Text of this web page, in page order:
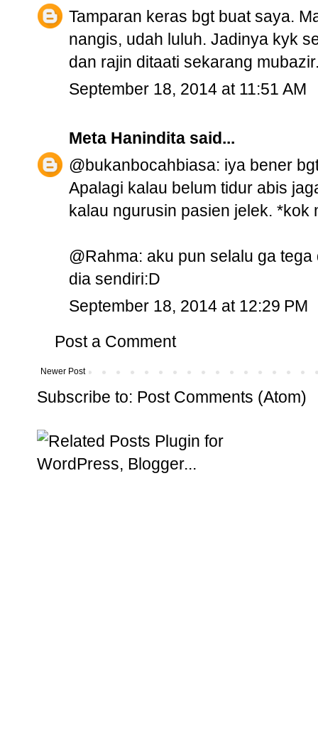
Tamparan keras bgt buat saya.
nangis, udah luluh. Jadinya kyk
dan rajin ditaati sekarang
September 18, 2014 at 11:51 AM
Meta Hanindita said...
@bukanbocahbiasa: iya bener
Apalagi kalau belum tidur abis
kalau ngurusin pasien jelek. *kok
@Rahma: aku pun selalu ga
dia sendiri:D
September 18, 2014 at 12:29 PM
Post a Comment
Newer Post
Subscribe to: Post Comments (Atom)